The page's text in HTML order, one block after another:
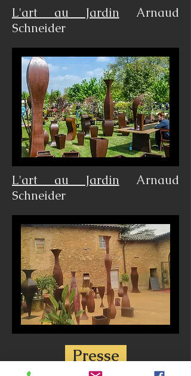
L'art au Jardin Arnaud
Schneider
L'art au Jardin Arnaud
Schneider
Presse